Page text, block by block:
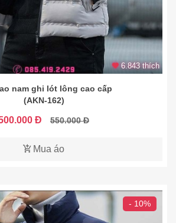
6.843 thích
nam ghi lót lông cao cấp
(AKN-162)
Đ 550.000 Đ
Mua áo
- 10%